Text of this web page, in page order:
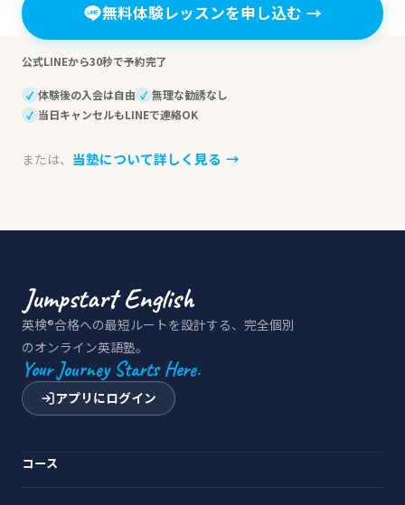
無料体験レッスンを申し込む →
公式LINEから30秒で予約完了
✓ 体験後の入会は自由 ✓ 無理な勧誘なし
✓ 当日キャンセルもLINEで連絡OK
または、 当塾について詳しく見る →
英検®合格への最短ルートを設計する、完全個別
のオンライン英語塾。
Your Journey Starts Here.
アプリにログイン
コース